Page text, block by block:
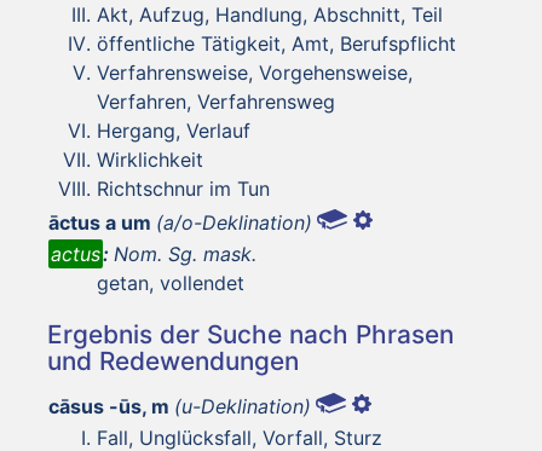
Akt, Aufzug, Handlung, Abschnitt, Teil
öffentliche Tätigkeit, Amt, Berufspflicht
Verfahrensweise, Vorgehensweise,
Verfahren, Verfahrensweg
Hergang, Verlauf
Wirklichkeit
Richtschnur im Tun
āctus a um (a/o-Deklination)
actus: Nom. Sg. mask.
getan, vollendet
Ergebnis der Suche nach Phrasen
und Redewendungen
cāsus -ūs, m (u-Deklination)
Fall, Unglücksfall, Vorfall, Sturz